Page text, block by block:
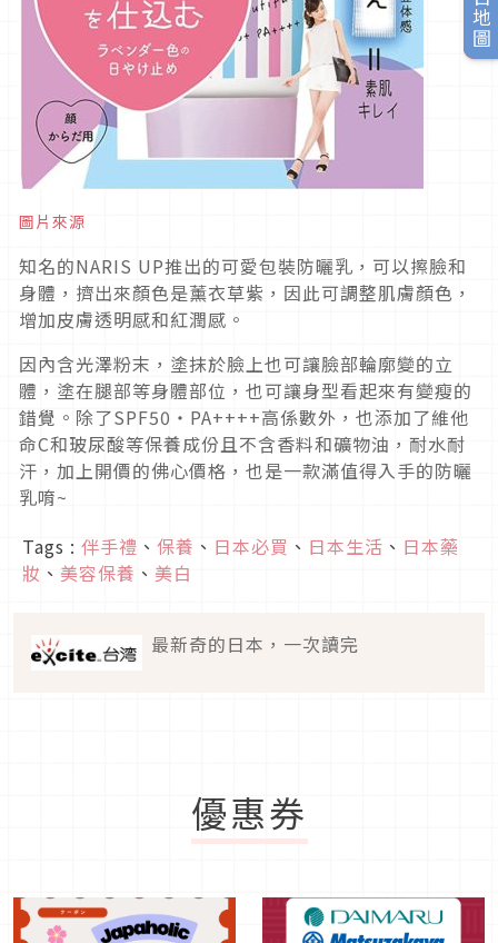
圖片來源
知名的NARIS UP推出的可愛包裝防曬乳，可以擦臉和
身體，擠出來顏色是薰衣草紫，因此可調整肌膚顏色，
增加皮膚透明感和紅潤感。
因內含光澤粉末，塗抹於臉上也可讓臉部輪廓變的立
體，塗在腿部等身體部位，也可讓身型看起來有變瘦的
錯覺。除了SPF50・PA++++高係數外，也添加了維他
命C和玻尿酸等保養成份且不含香料和礦物油，耐水耐
汗，加上開價的佛心價格，也是一款滿值得入手的防曬
乳唷~
Tags : 伴手禮 、 保養 、 日本必買 、 日本生活 、 日本藥
妝 、 美容保養 、 美白
最新奇的日本，一次讀完
優惠券